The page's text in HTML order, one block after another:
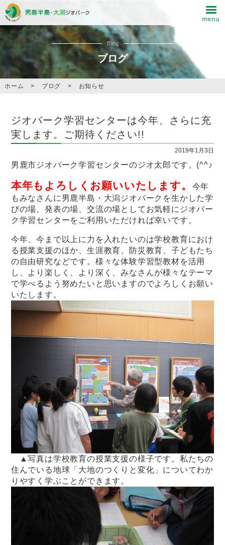
Blog
ブログ
ホーム > ブログ > お知らせ
ジオパーク学習センターは今年、さらに充
実します。ご期待ください!!
2019年1月3日
男鹿市ジオパーク学習センターのジオ太郎です。(^^♪
本年もよろしくお願いいたします。
今年
もみなさんに男鹿半島・大潟ジオパークを生かした学
びの場、発表の場、交流の場としてお気軽にジオパー
ク学習センターをご利用いただければ幸いです。
今年、今まで以上に力を入れたいのは学校教育におけ
る授業支援のほか、生涯教育、防災教育、子どもたち
の自由研究などです。様々な体験学習型教材を活用
し、より楽しく、より深く、みなさんが様々なテーマ
で学べるよう努めたいと思いますのでよろしくお願い
いたします。
▲写真は学校教育の授業支援の様子です。私たちの
住んでいる地球「大地のつくりと変化」についてわか
りやすく学ぶことができます。